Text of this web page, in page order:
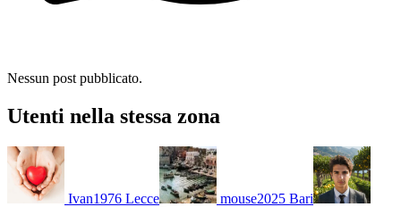
Nessun post pubblicato.
Utenti nella stessa zona
Ivan1976 Lecce mouse2025 Bari